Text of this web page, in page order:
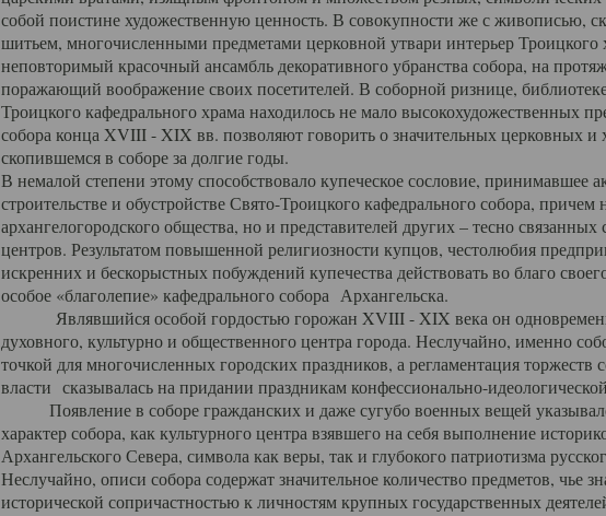
собой поистине художественную ценность. В совокупности же с живописью,
шитьем, многочисленными предметами церковной утвари интерьер Троицкого
неповторимый красочный ансамбль декоративного убранства собора, на
поражающий воображение своих посетителей. В соборной ризнице,
Троицкого кафедрального храма находилось не мало высокохудожественных
собора конца XVIII - XIX вв. позволяют говорить о значительных церковных и
скопившемся в соборе за долгие годы.
В немалой степени этому способствовало купеческое сословие, принимавшее
строительстве и обустройстве Свято-Троицкого кафедрального собора, причем
архангелогородского общества, но и представителей других – тесно
центров. Результатом повышенной религиозности купцов, честолюбия
искренних и бескорыстных побуждений купечества действовать во благо
особое «благолепие» кафедрального собора Архангельска.
Являвшийся особой гордостью горожан XVIII - XIX века он
духовного, культурно и общественного центра города. Неслучайно, именно
точкой для многочисленных городских праздников, а регламентация торжеств
власти сказывалась на придании праздникам конфессионально-
Появление в соборе гражданских и даже сугубо военных вещей
характер собора, как культурного центра взявшего на себя выполнение
Архангельского Севера, символа как веры, так и глубокого патриотизма
Неслучайно, описи собора содержат значительное количество предметов, чье
исторической сопричастностью к личностям крупных государственных